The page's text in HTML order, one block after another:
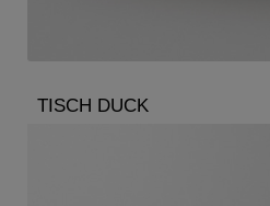
TISCH DUCK